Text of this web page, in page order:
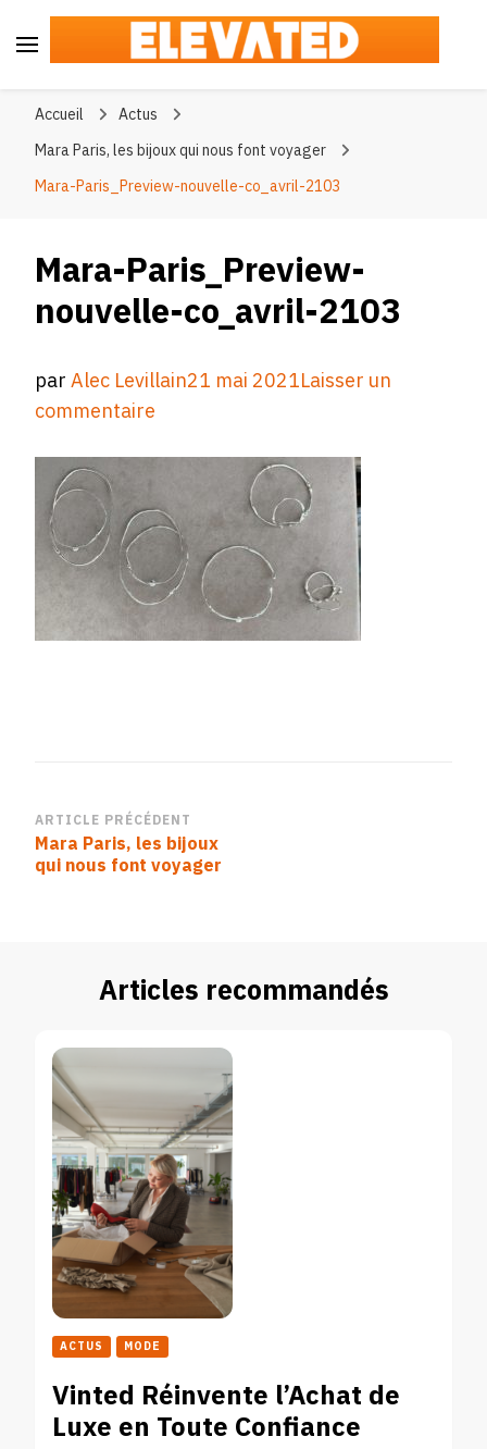
Accueil
Actus
Mara Paris, les bijoux qui nous font voyager
Mara-Paris_Preview-nouvelle-co_avril-2103
Mara-Paris_Preview-
nouvelle-co_avril-2103
parAlec Levillain21 mai 2021Laisser un
commentaire
Paris_Preview-
nouvelle-
co_avril-
2103
Navigation
d’article
ARTICLE PRÉCÉDENT
Mara Paris, les bijoux
qui nous font voyager
Articles recommandés
ACTUS MODE
Vinted Réinvente l’Achat de
Luxe en Toute Confiance